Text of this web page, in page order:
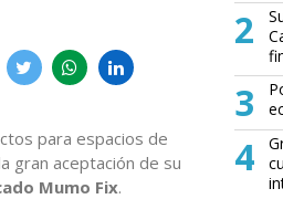
para espacios de
gran aceptación de su
Mumo Fix.
2
3
4